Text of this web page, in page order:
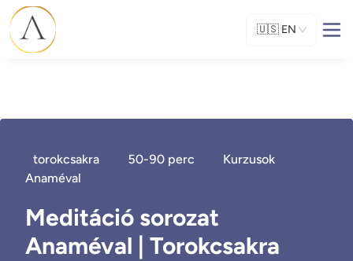
🇺🇸 EN
torokcsakra 50-90 perc
Kurzusok
Anaméval
Meditáció sorozat
Anaméval | Torokcsakra